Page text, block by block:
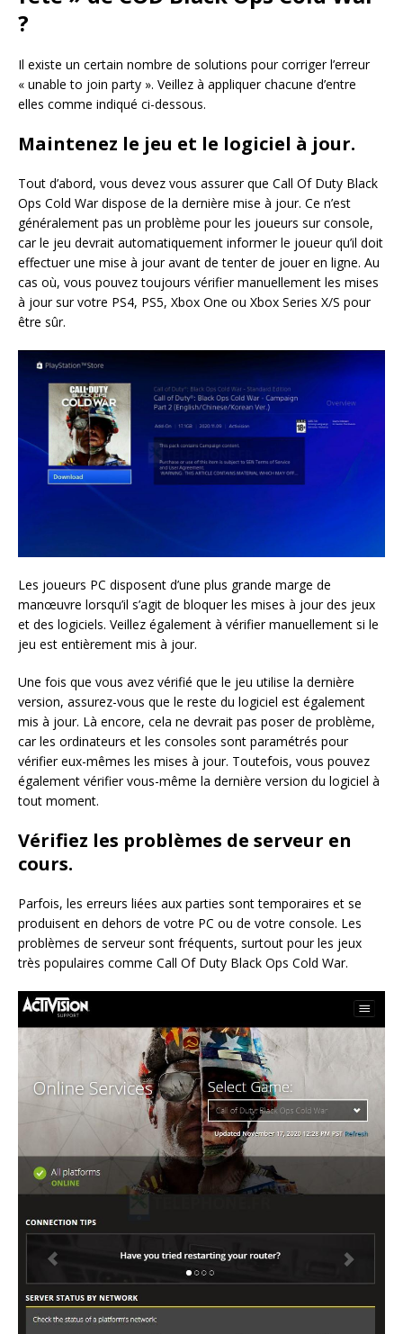
?
Il existe un certain nombre de solutions pour corriger l’erreur
« unable to join party ». Veillez à appliquer chacune d’entre
elles comme indiqué ci-dessous.
Maintenez le jeu et le logiciel à jour.
Tout d’abord, vous devez vous assurer que Call Of Duty Black
Ops Cold War dispose de la dernière mise à jour. Ce n’est
généralement pas un problème pour les joueurs sur console,
car le jeu devrait automatiquement informer le joueur qu’il doit
effectuer une mise à jour avant de tenter de jouer en ligne. Au
cas où, vous pouvez toujours vérifier manuellement les mises
à jour sur votre PS4, PS5, Xbox One ou Xbox Series X/S pour
être sûr.
Les joueurs PC disposent d’une plus grande marge de
manœuvre lorsqu’il s’agit de bloquer les mises à jour des jeux
et des logiciels. Veillez également à vérifier manuellement si le
jeu est entièrement mis à jour.
Une fois que vous avez vérifié que le jeu utilise la dernière
version, assurez-vous que le reste du logiciel est également
mis à jour. Là encore, cela ne devrait pas poser de problème,
car les ordinateurs et les consoles sont paramétrés pour
vérifier eux-mêmes les mises à jour. Toutefois, vous pouvez
également vérifier vous-même la dernière version du logiciel à
tout moment.
Vérifiez les problèmes de serveur en
cours.
Parfois, les erreurs liées aux parties sont temporaires et se
produisent en dehors de votre PC ou de votre console. Les
problèmes de serveur sont fréquents, surtout pour les jeux
très populaires comme Call Of Duty Black Ops Cold War.